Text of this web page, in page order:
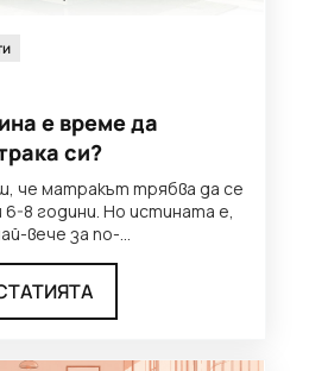
е време да
си?
че матракът трябва да се
6-8 години. Но истината е,
вече за по-